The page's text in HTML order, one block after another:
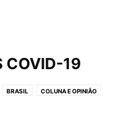
COVID-19
BRASIL COLUNA E OPINIÃO